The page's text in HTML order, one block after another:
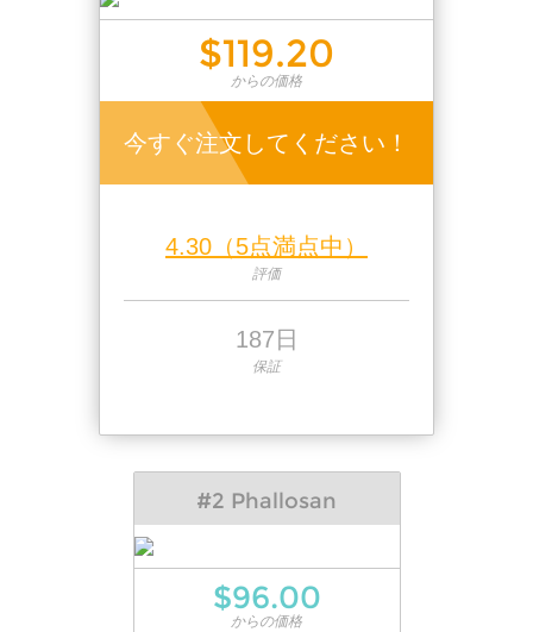
$119.20
からの価格
今すぐ注文してください！
4.30（5点満点中）
評価
187日
保証
#2 Phallosan
$96.00
からの価格